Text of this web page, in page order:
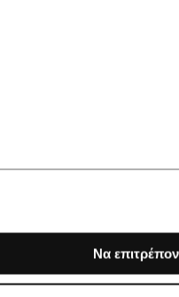
Να